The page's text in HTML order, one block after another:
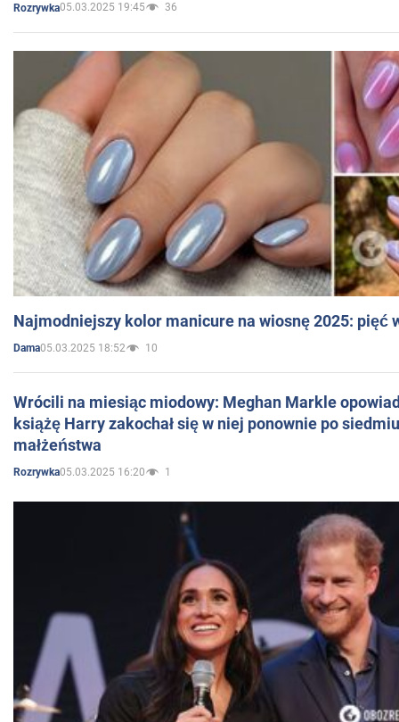
Rozrywka05.03.2025 19:45 36
Najmodniejszy kolor manicure na wiosnę 2025: pięć
Dama05.03.2025 18:52 10
Wrócili na miesiąc miodowy: Meghan Markle
książę Harry zakochał się w niej ponownie po
małżeństwa
Rozrywka05.03.2025 16:20 1